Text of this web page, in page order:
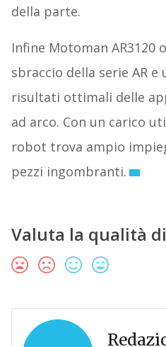
della parte.
Infine Motoman AR3120
sbraccio della serie AR e
risultati ottimali delle
ad arco. Con un carico
robot trova ampio
pezzi ingombranti.
Valuta la qualità